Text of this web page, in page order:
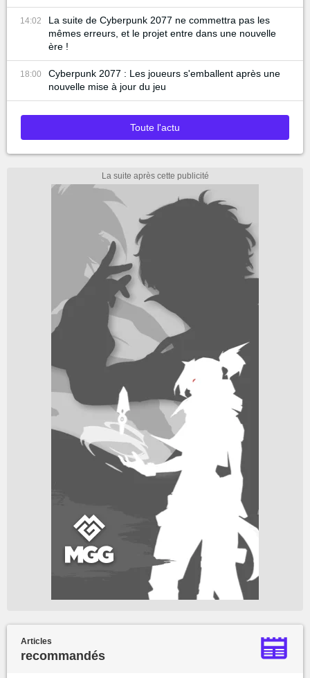
14:02
La suite de Cyberpunk 2077 ne commettra pas les
mêmes erreurs, et le projet entre dans une nouvelle
ère !
18:00
Cyberpunk 2077 : Les joueurs s'emballent après une
nouvelle mise à jour du jeu
Toute l'actu
Articles
recommandés